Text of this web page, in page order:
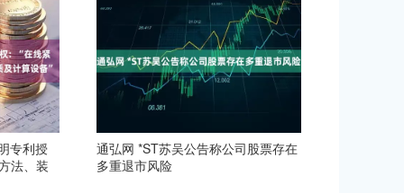
专利授
法、装
通弘网 *ST苏吴公告称公司股票存在
多重退市风险